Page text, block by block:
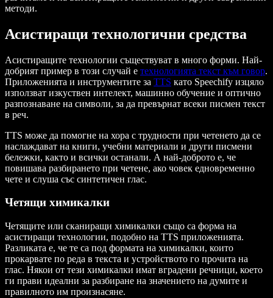
методи.
Асистиращи технологични средства
Асистиращите технологии съществуват в много форми. Най-
добрият пример в този случай е технологията текст към говор.
Приложенията и инструментите за TTS като Speechify изцяло
използват изкуствен интелект, машинно обучение и оптично
разпознаване на символи, за да превърнат всеки писмен текст
в реч.
TTS може да помогне на хора с трудности при четенето да се
наслаждават на книги, учебни материали и други писмени
бележки, както и всички останали. А най-доброто е, че
повишава разбирането при четене, ако човек едновременно
чете и слуша със синтетичен глас.
Четящи химикалки
Четящите или сканиращи химикалки също са форма на
асистиращи технологии, подобно на TTS приложенията.
Разликата е, че те са под формата на химикалки, които
прокарвате по реда в текста и устройството го прочита на
глас. Някои от тези химикалки имат вградени речници, което
ги прави идеални за разбиране на значението на думите и
правилното им произнасяне.